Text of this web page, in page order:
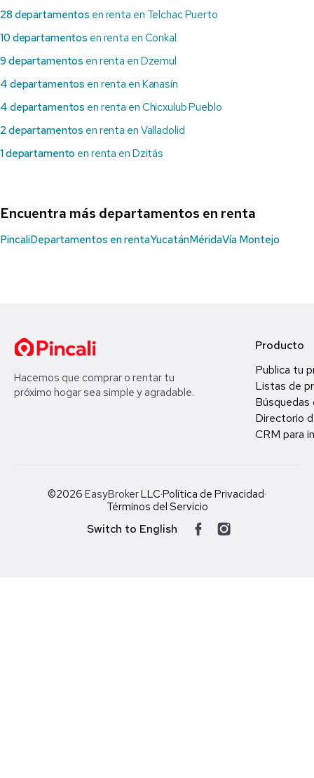
28 departamentos en renta en Telchac Puerto
10 departamentos en renta en Conkal
9 departamentos en renta en Dzemul
4 departamentos en renta en Kanasín
4 departamentos en renta en Chicxulub Pueblo
2 departamentos en renta en Valladolid
1 departamento en renta en Dzitás
Encuentra más departamentos en renta
PincaliDepartamentos en rentaYucatánMéridaVía Montejo
Hacemos que comprar o rentar tu
próximo hogar sea simple y agradable.
Producto
Publica tu
Listas de
Búsquedas
Directorio
CRM para
©2026 EasyBrokerLLC·Política de Privacidad·
Términos del Servicio
Switch to English